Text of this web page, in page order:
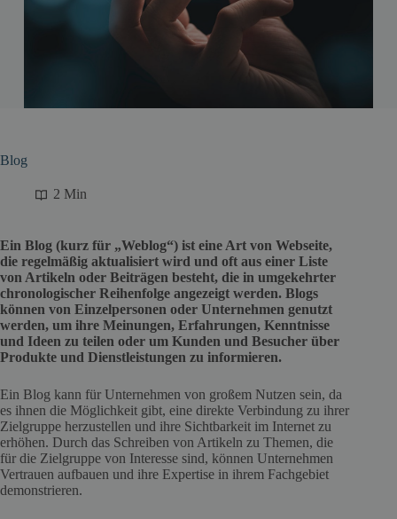
Blog
2 Min
Ein Blog (kurz für „Weblog“) ist eine Art von Webseite,
die regelmäßig aktualisiert wird und oft aus einer Liste
von Artikeln oder Beiträgen besteht, die in umgekehrter
chronologischer Reihenfolge angezeigt werden. Blogs
können von Einzelpersonen oder Unternehmen genutzt
werden, um ihre Meinungen, Erfahrungen, Kenntnisse
und Ideen zu teilen oder um Kunden und Besucher über
Produkte und Dienstleistungen zu informieren.
Ein Blog kann für Unternehmen von großem Nutzen sein, da
es ihnen die Möglichkeit gibt, eine direkte Verbindung zu ihrer
Zielgruppe herzustellen und ihre Sichtbarkeit im Internet zu
erhöhen. Durch das Schreiben von Artikeln zu Themen, die
für die Zielgruppe von Interesse sind, können Unternehmen
Vertrauen aufbauen und ihre Expertise in ihrem Fachgebiet
demonstrieren.